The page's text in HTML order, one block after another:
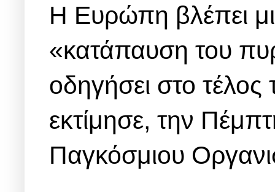
Η Ευρώπη βλέπει
«κατάπαυση του
οδηγήσει στο
εκτίμησε, την
Παγκόσμιου